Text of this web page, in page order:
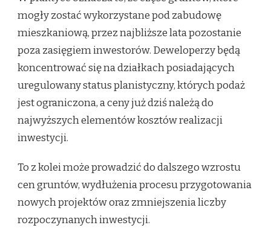
mogły zostać wykorzystane pod zabudowę
mieszkaniową, przez najbliższe lata pozostanie
poza zasięgiem inwestorów. Deweloperzy będą
koncentrować się na działkach posiadających
uregulowany status planistyczny, których podaż
jest ograniczona, a ceny już dziś należą do
najwyższych elementów kosztów realizacji
inwestycji.
To z kolei może prowadzić do dalszego wzrostu
cen gruntów, wydłużenia procesu przygotowania
nowych projektów oraz zmniejszenia liczby
rozpoczynanych inwestycji.